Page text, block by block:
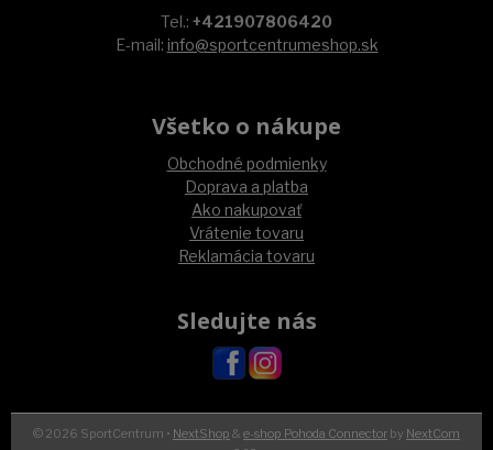
Tel.: +421907806420
E-mail: info@sportcentrumeshop.sk
Všetko o nákupe
Obchodné podmienky
Doprava a platba
Ako nakupovať
Vrátenie tovaru
Reklamácia tovaru
Sledujte nás
© 2026 SportCentrum • NextShop & e-shop Pohoda Connector by NextCom